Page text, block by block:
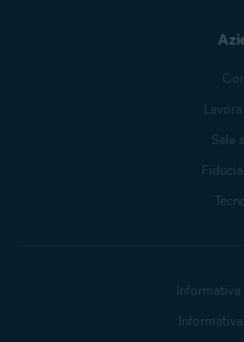
Sala
Informativa